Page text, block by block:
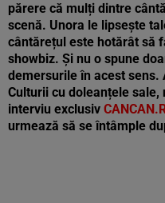
părere că mulți dintre
scenă. Unora le lipsește
cântărețul este hotărât să
showbiz. Și nu o spune
demersurile în acest
Culturii cu doleanțele
interviu exclusiv
urmează să se întâmple